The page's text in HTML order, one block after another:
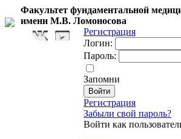
Факультет фундаментальной
имени М.В. Ломоносова
Регистрация
Логин:
Пароль:
Запомни
Регистрация
Забыли свой пароль?
Войти как